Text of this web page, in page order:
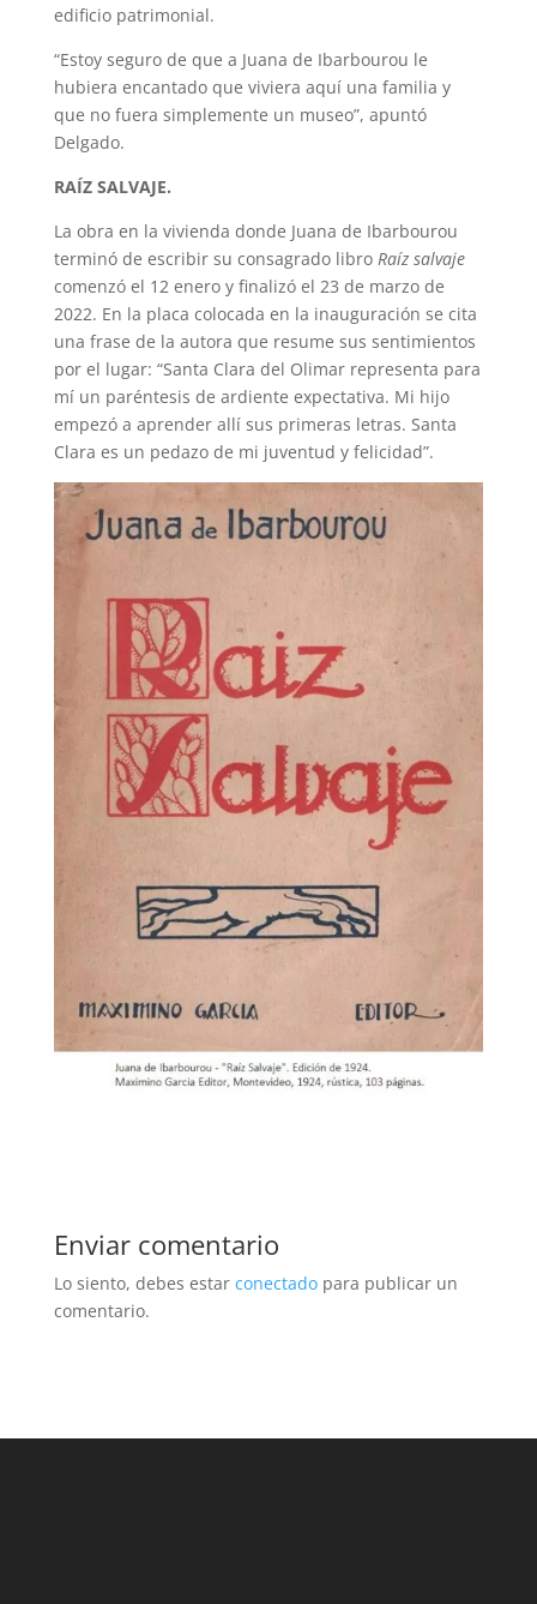
edificio patrimonial.
“Estoy seguro de que a Juana de Ibarbourou le
hubiera encantado que viviera aquí una familia y
que no fuera simplemente un museo”, apuntó
Delgado.
RAÍZ SALVAJE.
La obra en la vivienda donde Juana de Ibarbourou
terminó de escribir su consagrado libro Raíz salvaje
comenzó el 12 enero y finalizó el 23 de marzo de
2022. En la placa colocada en la inauguración se cita
una frase de la autora que resume sus sentimientos
por el lugar: “Santa Clara del Olimar representa para
mí un paréntesis de ardiente expectativa. Mi hijo
empezó a aprender allí sus primeras letras. Santa
Clara es un pedazo de mi juventud y felicidad”.
Enviar comentario
Lo siento, debes estar conectadopara publicar un
comentario.